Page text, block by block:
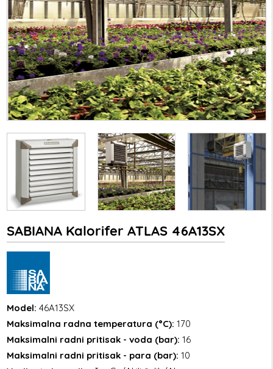
SABIANA Kalorifer ATLAS 46A13SX
Model: 46A13SX
Maksimalna radna temperatura (°C): 170
Maksimalni radni pritisak - voda (bar): 16
Maksimalni radni pritisak - para (bar): 10